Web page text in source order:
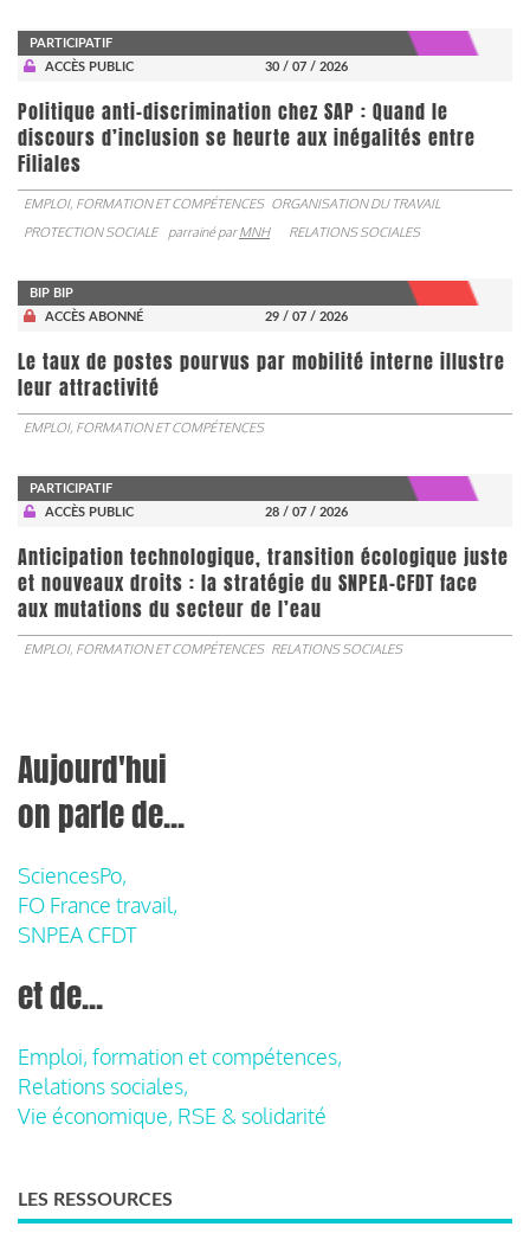
PARTICIPATIF
ACCÈS PUBLIC
30 / 07 / 2026
Politique anti-discrimination chez SAP : Quand le
discours d’inclusion se heurte aux inégalités entre
Filiales
EMPLOI, FORMATION ET COMPÉTENCES ORGANISATION DU TRAVAIL
PROTECTION SOCIALE
parrainé parMNH RELATIONS SOCIALES
BIP BIP
ACCÈS ABONNÉ
29 / 07 / 2026
Le taux de postes pourvus par mobilité interne illustre
leur attractivité
EMPLOI, FORMATION ET COMPÉTENCES
PARTICIPATIF
ACCÈS PUBLIC
28 / 07 / 2026
Anticipation technologique, transition écologique juste
et nouveaux droits : la stratégie du SNPEA-CFDT face
aux mutations du secteur de l’eau
EMPLOI, FORMATION ET COMPÉTENCES RELATIONS SOCIALES
Aujourd'hui
on parle de...
SciencesPo,
FO France travail,
SNPEA CFDT
et de...
Emploi, formation et compétences,
Relations sociales,
Vie économique, RSE & solidarité
LES RESSOURCES